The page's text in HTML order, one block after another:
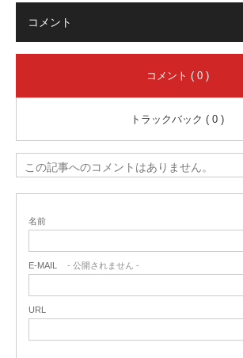
コメント
コメント ( 0 )
トラックバック ( 0 )
この記事へのコメントはありません。
名前
E-MAIL - 公開されません -
URL